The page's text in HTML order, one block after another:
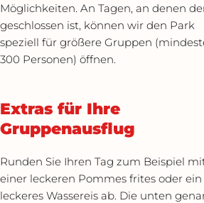
Möglichkeiten. An Tagen, an denen
geschlossen ist, können wir den Park
speziell für größere Gruppen
300 Personen) öffnen.
Extras für Ihre
Gruppenausflug
Runden Sie Ihren Tag zum Beispiel
einer leckeren Pommes frites oder ein
leckeres Wassereis ab. Die unten